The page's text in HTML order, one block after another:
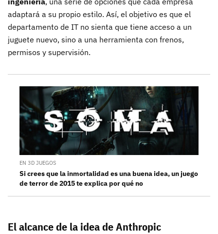
adaptará a su propio estilo. Así, el objetivo es que el
departamento de IT no sienta que tiene acceso a un
juguete nuevo, sino a una herramienta con frenos,
permisos y supervisión.
EN 3D JUEGOS
Si crees que la inmortalidad es una buena idea, un juego
de terror de 2015 te explica por qué no
El alcance de la idea de Anthropic